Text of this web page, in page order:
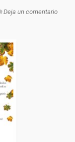
Deja un comentario